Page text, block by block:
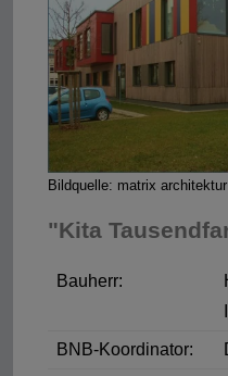
Bildquelle: matrix
"Kita
Bauherr:
BNB-Koordinator: